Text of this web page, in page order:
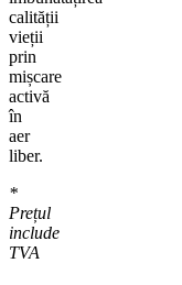
calității
vieții
prin
mișcare
activă
în
aer
liber.
*
Prețul
include
TVA